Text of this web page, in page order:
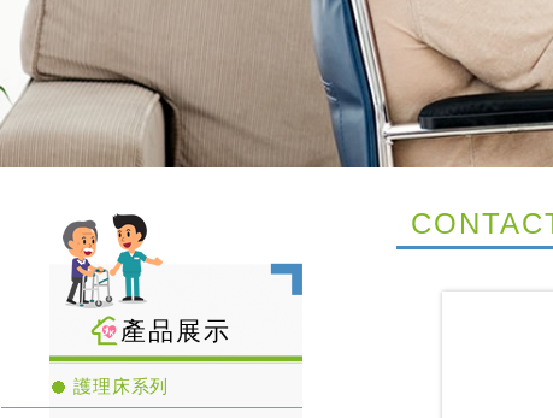
產品展示
護理床系列